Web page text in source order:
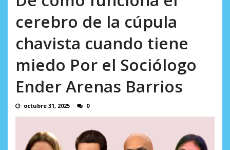
cerebro de la cúpula
chavista cuando tiene
miedo Por el Sociólogo
Ender Arenas Barrios
octubre 31, 2025 0